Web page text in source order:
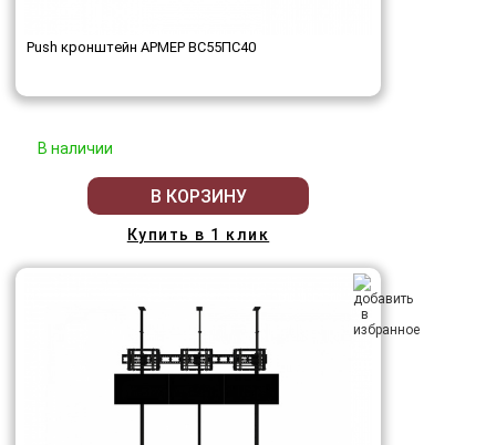
Push кронштейн АРМЕР ВС55ПС40
В наличии
В КОРЗИНУ
Купить в 1 клик